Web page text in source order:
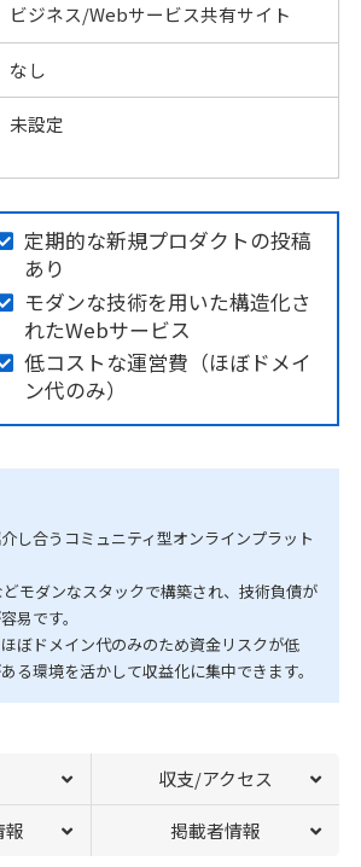
ビジネス/Webサービス共有サイト
なし
未設定
定期的な新規プロダクトの投稿
あり
モダンな技術を用いた構造化さ
れたWebサービス
低コストな運営費（ほぼドメイ
ン代のみ）
し合うコミュニティ型オンラインプラット
モダンなスタックで構築され、技術負債が
易です。
ぼドメイン代のみのため資金リスクが低
る環境を活かして収益化に集中できます。
収支/アクセス
報 掲載者情報